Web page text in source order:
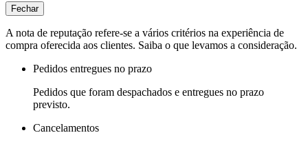
Fechar
A nota de reputação refere-se a vários critérios na experiência de
compra oferecida aos clientes. Saiba o que levamos a consideração.
Pedidos entregues no prazo
Pedidos que foram despachados e entregues no prazo
previsto.
Cancelamentos